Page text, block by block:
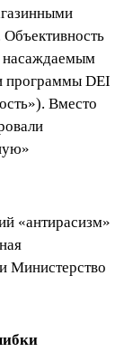
насаждаемым
программы DEI
Вместо
«антирасизм»
Министерство